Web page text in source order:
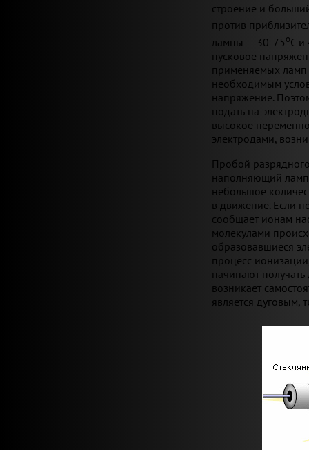
строение и
против
лампы — 30-75oC и
пусковое
применяемых ламп
необходимым
напряжение.
подать на
высокое
электродами,
Пробой
наполняющий
небольшое
в движение. Если
сообщает ионам
молекулами
образовавшиеся
процесс
начинают
возникает
является дуговым,